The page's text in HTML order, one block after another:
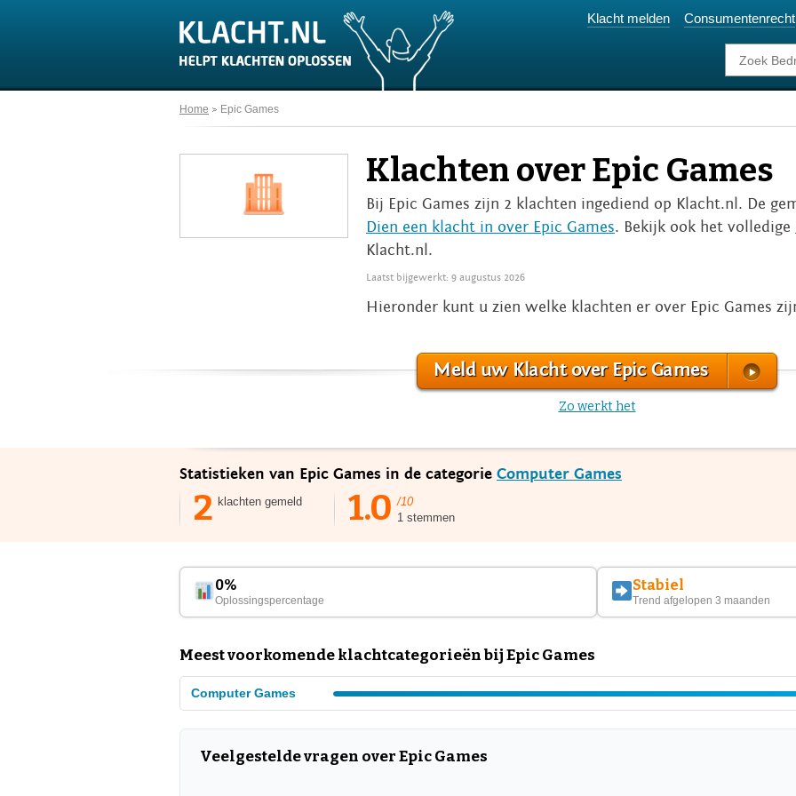
Klacht melden Consumentenrecht
Home Epic Games
Klachten over Epic Games
Bij Epic Games zijn 2 klachten ingediend op Klacht.nl. De
Dien een klacht in over Epic Games. Bekijk ook het volledige
Klacht.nl.
Laatst bijgewerkt: 9 augustus 2026
Hieronder kunt u zien welke klachten er over Epic Games
Meld uw Klacht over Epic Games
Zo werkt het
Statistieken van Epic Games in de categorie Computer Games
2 klachten gemeld 1.0 /10
1 stemmen
0%
Oplossingspercentage
Stabiel
Trend afgelopen 3 maanden
Meest voorkomende klachtcategorieën bij Epic Games
Computer Games
Veelgestelde vragen over Epic Games